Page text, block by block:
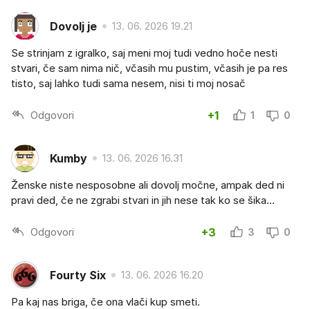
Dovolj je 13. 06. 2026 19.21
Se strinjam z igralko, saj meni moj tudi vedno hoče nesti
stvari, če sam nima nič, včasih mu pustim, včasih je pa res
tisto, saj lahko tudi sama nesem, nisi ti moj nosač
Odgovori +1 1 0
Kumby 13. 06. 2026 16.31
Ženske niste nesposobne ali dovolj močne, ampak ded ni
pravi ded, če ne zgrabi stvari in jih nese tak ko se šika...
Odgovori +3 3 0
Fourty Six 13. 06. 2026 16.20
Pa kaj nas briga, če ona vlači kup smeti.